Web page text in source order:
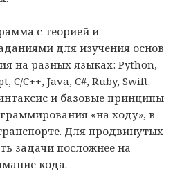
с теорией и
для изучения основ
на разных языках: Python,
C/C++, Java, C#, Ruby, Swift.
и базовые принципы
«на ходу», в
Для продвинутых
задачи посложнее на
кода.